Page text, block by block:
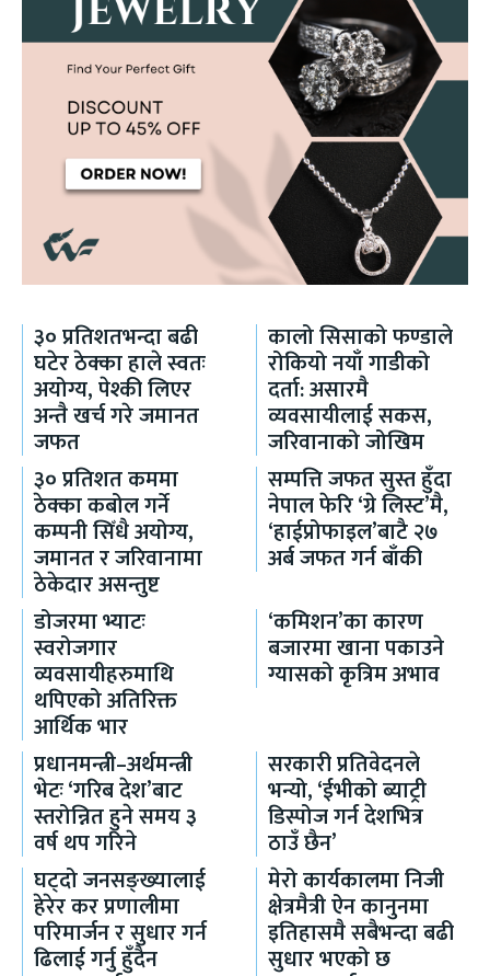
३० प्रतिशतभन्दा बढी
घटेर ठेक्का हाले स्वतः
अयोग्य, पेश्की लिएर
अन्तै खर्च गरे जमानत
जफत
कालो सिसाको फण्डाले
रोकियो नयाँ गाडीको
दर्ता: असारमै
व्यवसायीलाई सकस,
जरिवानाको जोखिम
३० प्रतिशत कममा
ठेक्का कबोल गर्ने
कम्पनी सिँधै अयोग्य,
जमानत र जरिवानामा
ठेकेदार असन्तुष्ट
सम्पत्ति जफत सुस्त हुँदा
नेपाल फेरि ‘ग्रे लिस्ट’मै,
‘हाईप्रोफाइल’बाटै २७
अर्ब जफत गर्न बाँकी
डोजरमा भ्याटः
स्वरोजगार
व्यवसायीहरुमाथि
थपिएको अतिरिक्त
आर्थिक भार
‘कमिशन’का कारण
बजारमा खाना पकाउने
ग्यासको कृत्रिम अभाव
प्रधानमन्त्री–अर्थमन्त्री
भेटः ‘गरिब देश’बाट
स्तरोन्नित हुने समय ३
वर्ष थप गरिने
सरकारी प्रतिवेदनले
भन्यो, ‘ईभीको ब्याट्री
डिस्पोज गर्न देशभित्र
ठाउँ छैन’
घट्दो जनसङ्ख्यालाई
हेरेर कर प्रणालीमा
परिमार्जन र सुधार गर्न
ढिलाई गर्नु हुँदैन
मेरो कार्यकालमा निजी
क्षेत्रमैत्री ऐन कानुनमा
इतिहासमै सबैभन्दा बढी
सुधार भएको छ